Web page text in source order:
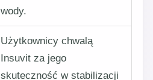
wody.
Użytkownicy chwalą
Insuvit za jego
skuteczność w stabilizacji